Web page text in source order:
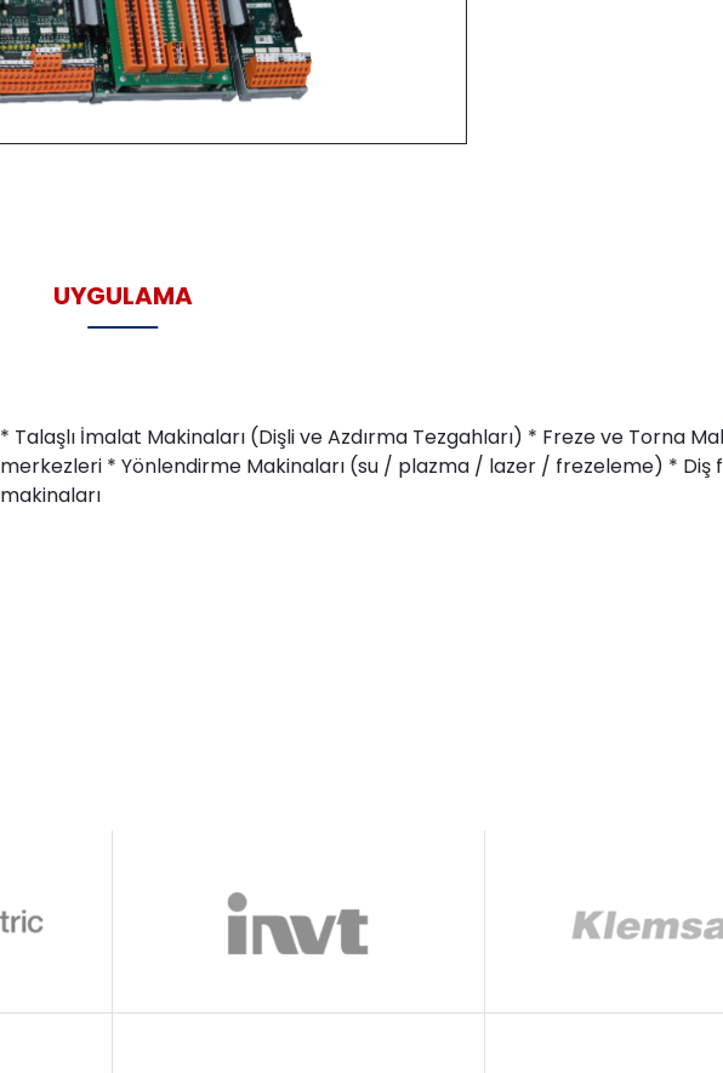
UYGULAMA
* Talaşlı İmalat Makinaları (Dişli ve Azdırma Tezgahları) * Freze ve Torna
merkezleri * Yönlendirme Makinaları (su / plazma / lazer / frezeleme) *
makinaları